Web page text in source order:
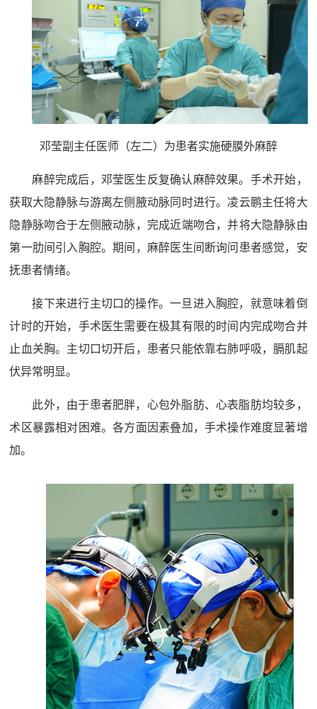
邓莹副主任医师（左二）为患者实施硬膜外麻醉
麻醉完成后，邓莹医生反复确认麻醉效果。手术开始，
获取大隐静脉与游离左侧腋动脉同时进行。凌云鹏主任将大
隐静脉吻合于左侧腋动脉，完成近端吻合，并将大隐静脉由
第一肋间引入胸腔。期间，麻醉医生间断询问患者感觉，安
抚患者情绪。
接下来进行主切口的操作。一旦进入胸腔，就意味着倒
计时的开始，手术医生需要在极其有限的时间内完成吻合并
止血关胸。主切口切开后，患者只能依靠右肺呼吸，膈肌起
伏异常明显。
此外，由于患者肥胖，心包外脂肪、心表脂肪均较多，
术区暴露相对困难。各方面因素叠加，手术操作难度显著增
加。